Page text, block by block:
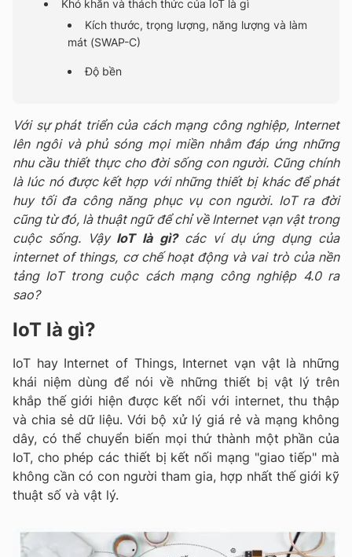
Khó khăn và thách thức của IoT là gì
Kích thước, trọng lượng, năng lượng và làm
mát (SWAP-C)
Độ bền
Với sự phát triển của cách mạng công nghiệp, Internet
lên ngôi và phủ sóng mọi miền nhằm đáp ứng những
nhu cầu thiết thực cho đời sống con người. Cũng chính
là lúc nó được kết hợp với những thiết bị khác để phát
huy tối đa công năng phục vụ con người. IoT ra đời
cũng từ đó, là thuật ngữ để chỉ về Internet vạn vật trong
cuộc sống. VậyIoT là gì?các ví dụ ứng dụng của
internet of things, cơ chế hoạt động và vai trò của nền
tảng IoT trong cuộc cách mạng công nghiệp 4.0 ra
sao?
IoT là gì?
IoT hay Internet of Things, Internet vạn vật là những
khái niệm dùng để nói về những thiết bị vật lý trên
khắp thế giới hiện được kết nối với internet, thu thập
và chia sẻ dữ liệu. Với bộ xử lý giá rẻ và mạng không
dây, có thể chuyển biến mọi thứ thành một phần của
IoT, cho phép các thiết bị kết nối mạng "giao tiếp" mà
không cần có con người tham gia, hợp nhất thế giới kỹ
thuật số và vật lý.